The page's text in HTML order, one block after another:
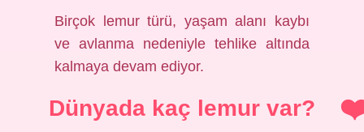
Birçok lemur türü, yaşam alanı kaybı
ve avlanma nedeniyle tehlike altında
kalmaya devam ediyor.
Dünyada kaç lemur var?